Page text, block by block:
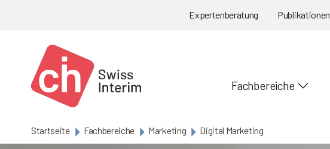
Expertenberatung Publikationen
Fachbereiche
Startseite Fachbereiche Marketing Digital Marketing